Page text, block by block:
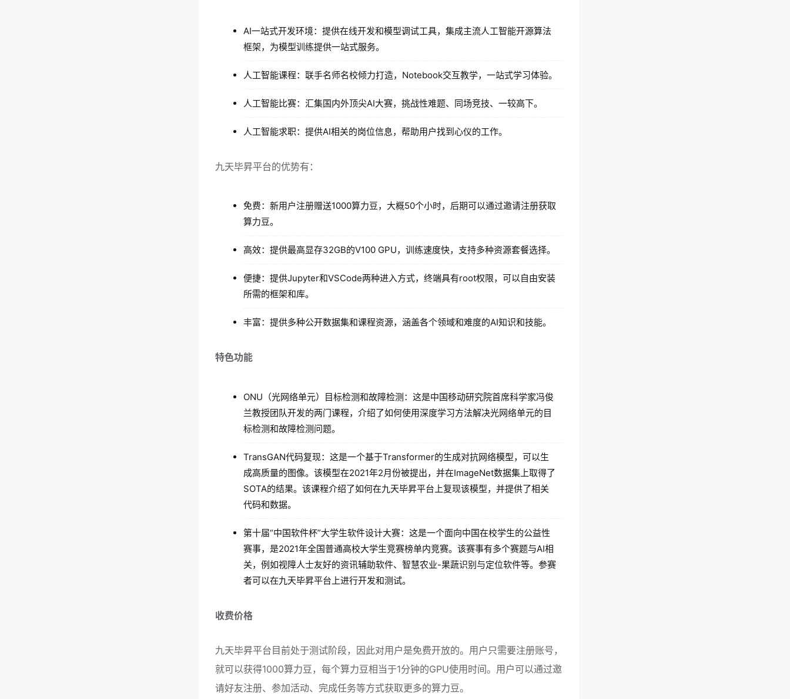
AI一站式开发环境：提供在线开发和模型调试工具，集成主流人工智能开源算法
框架，为模型训练提供一站式服务。
人工智能课程：联手名师名校倾力打造，Notebook交互教学，一站式学习体验。
人工智能比赛：汇集国内外顶尖AI大赛，挑战性难题、同场竞技、一较高下。
人工智能求职：提供AI相关的岗位信息，帮助用户找到心仪的工作。
九天毕昇平台的优势有：
免费：新用户注册赠送1000算力豆，大概50个小时，后期可以通过邀请注册获取
算力豆。
高效：提供最高显存32GB的V100 GPU，训练速度快，支持多种资源套餐选择。
便捷：提供Jupyter和VSCode两种进入方式，终端具有root权限，可以自由安装
所需的框架和库。
丰富：提供多种公开数据集和课程资源，涵盖各个领域和难度的AI知识和技能。
特色功能
ONU（光网络单元）目标检测和故障检测：这是中国移动研究院首席科学家冯俊
兰教授团队开发的两门课程，介绍了如何使用深度学习方法解决光网络单元的目
标检测和故障检测问题。
TransGAN代码复现：这是一个基于Transformer的生成对抗网络模型，可以生
成高质量的图像。该模型在2021年2月份被提出，并在ImageNet数据集上取得了
SOTA的结果。该课程介绍了如何在九天毕昇平台上复现该模型，并提供了相关
代码和数据。
第十届“中国软件杯”大学生软件设计大赛：这是一个面向中国在校学生的公益性
赛事，是2021年全国普通高校大学生竞赛榜单内竞赛。该赛事有多个赛题与AI相
关，例如视障人士友好的资讯辅助软件、智慧农业-果蔬识别与定位软件等。参赛
者可以在九天毕昇平台上进行开发和测试。
收费价格
九天毕昇平台目前处于测试阶段，因此对用户是免费开放的。用户只需要注册账号，
就可以获得1000算力豆，每个算力豆相当于1分钟的GPU使用时间。用户可以通过邀
请好友注册、参加活动、完成任务等方式获取更多的算力豆。